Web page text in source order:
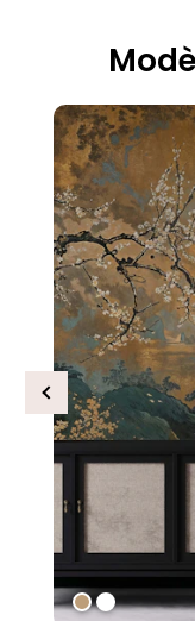
#bd9e7a
#ffffff
Previous